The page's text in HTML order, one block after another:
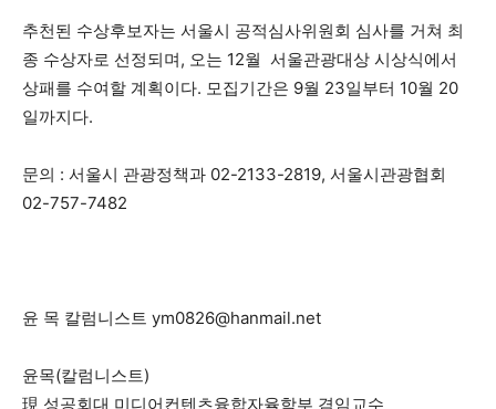
추천된 수상후보자는 서울시 공적심사위원회 심사를 거쳐 최
종 수상자로 선정되며, 오는 12월 서울관광대상 시상식에서
상패를 수여할 계획이다. 모집기간은 9월 23일부터 10월 20
일까지다.
문의 : 서울시 관광정책과 02-2133-2819, 서울시관광협회
02-757-7482
윤 목 칼럼니스트 ym0826@hanmail.net
윤목(칼럼니스트)
現 성공회대 미디어컨텐츠융합자율학부 겸임교수